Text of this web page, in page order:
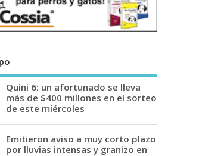
Quini 6: un afortunado se lleva
más de $400 millones en el sorteo
de este miércoles
Emitieron aviso a muy corto plazo
por lluvias intensas y granizo en